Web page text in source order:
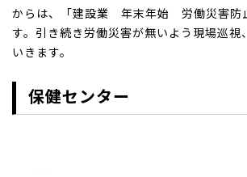
からは、「建設業 年末年始 労働災害防
す。引き続き労働災害が無いよう現場巡視
いきます。
保健センター